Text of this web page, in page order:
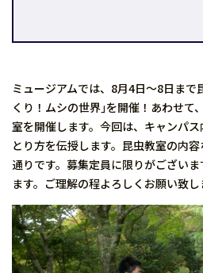
ミュージアムでは、8月4日〜8日ま
くり！ムシの世界｣を開催！あわせて
室を開催します。今回は、キャンパ
とり方を伝授します。昆虫教室の内
通りです。募集定員に限りがござい
ます。ご理解の程よろしくお願い致し